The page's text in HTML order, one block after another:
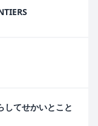
てせかいとこと